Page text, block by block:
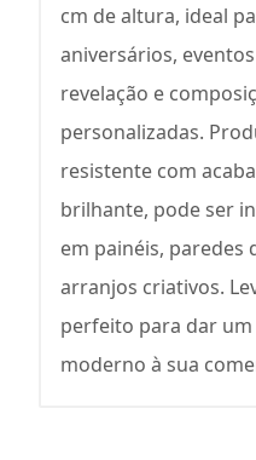
cm de altura, ideal
aniversários,
revelação e
personalizadas.
resistente com
brilhante, pode ser
em painéis, paredes
arranjos criativos.
perfeito para dar
moderno à sua